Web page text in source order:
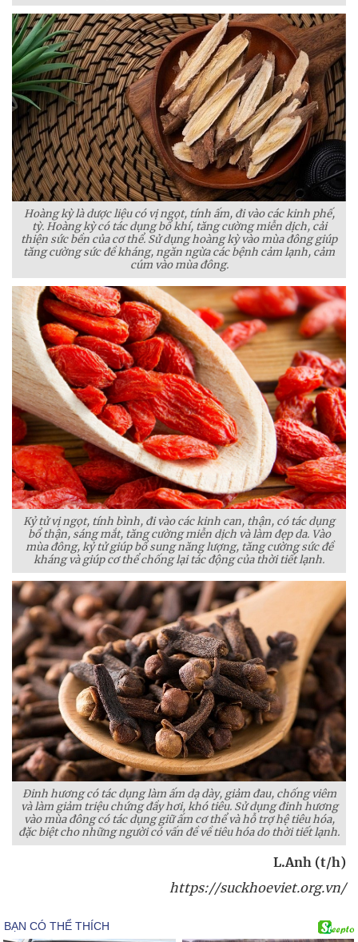
Hoàng kỳ là dược liệu có vị ngọt, tính ấm, đi vào các kinh phế,
tỳ. Hoàng kỳ có tác dụng bổ khí, tăng cường miễn dịch, cải
thiện sức bền của cơ thể. Sử dụng hoàng kỳ vào mùa đông giúp
tăng cường sức đề kháng, ngăn ngừa các bệnh cảm lạnh, cảm
cúm vào mùa đông.
Kỷ tử vị ngọt, tính bình, đi vào các kinh can, thận, có tác dụng
bổ thận, sáng mắt, tăng cường miễn dịch và làm đẹp da. Vào
mùa đông, kỷ tử giúp bổ sung năng lượng, tăng cường sức đề
kháng và giúp cơ thể chống lại tác động của thời tiết lạnh.
Đinh hương có tác dụng làm ấm dạ dày, giảm đau, chống viêm
và làm giảm triệu chứng đầy hơi, khó tiêu. Sử dụng đinh hương
vào mùa đông có tác dụng giữ ấm cơ thể và hỗ trợ hệ tiêu hóa,
đặc biệt cho những người có vấn đề về tiêu hóa do thời tiết lạnh.
L.Anh (t/h)
https://suckhoeviet.org.vn/